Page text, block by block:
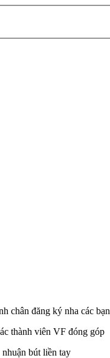
chân đăng ký nha các bạn
thành viên VF đóng góp
nhuận bút liền tay